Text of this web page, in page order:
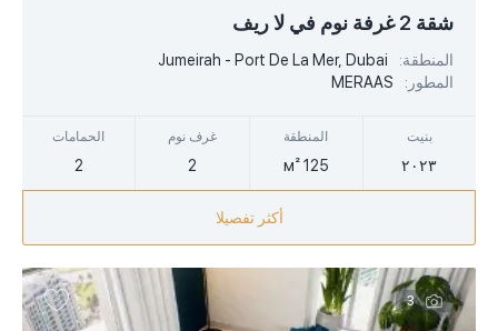
شقة 2 غرفة نوم في لا ريف
المنطقة:
Jumeirah - Port De La Mer, Dubai
المطور:
MERAAS
بنيت
٢٠٢٣
المنطقة
125 м²
غرف نوم
2
الحمامات
2
أكثر تفصيلا
3